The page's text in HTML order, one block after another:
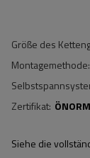
Größe des
Montagemethode
Zertifikat
Siehe die